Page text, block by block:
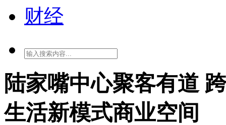
财经
陆家嘴中心聚客有道
生活新模式商业空间